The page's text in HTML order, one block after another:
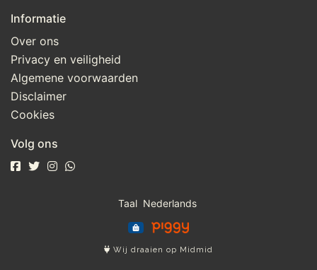
Informatie
Over ons
Privacy en veiligheid
Algemene voorwaarden
Disclaimer
Cookies
Volg ons
Taal
Wij draaien op Midmid